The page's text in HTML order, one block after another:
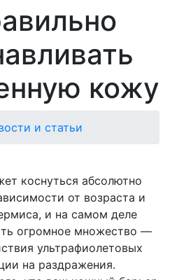
кожу
и статьи
коснуться абсолютно
от возраста и
и на самом деле
огромное множество —
ультрафиолетовых
на раздражения.